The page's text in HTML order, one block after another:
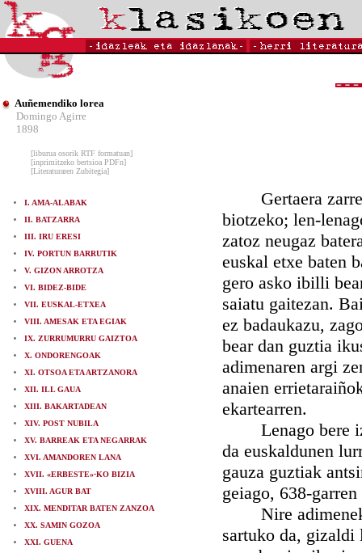
Auñemendiko lorea
Domingo Agirre
1898
[liburua osorik RTF formatuan]
[inprimitzeko bertsioa PDFn]
[Literaturaren Zubitegia]
I. AMA-ALABAK
II. BATZARRA
III. IRU ERESI
IV. PORTUN BARRUTIK
V. GIZON ARROTZA
VI. BIDEZ-BIDE
VII. EUSKAL-ETXEA
VIII. AMESAK ETA EGIAK
IX. ZURRUMURRU GAIZTOA
X. ONDORENGOAK
XI. OTSOA ETA ARTZANORA
XII. ILL GAUA
XIII. BAKARTADEAN
XIV. POST NUBILA
XV. BARREAK ETA NEGARRAK
XVI. AMANDOREN LANA
XVII. «ERBESTE»-KO BIZIA
XVIII. AGUR BAT
XIX. MENDITAR BATEN ZANZOA
XX. SAMIN GOZOA
XXI. GUENA
Gertaera zarren
biotzeko; len-
zatoz neugaz
euskal etxe baten
gero asko ibilli
saiatu gaitezan.
ez badaukazu,
bear dan guztia
adimenaren argi
anaien
ekartearren.
Lenago bere
da euskaldunen
gauza guztiak
geiago, 638-
Nire adimeneko
sartuko da, gizaldi